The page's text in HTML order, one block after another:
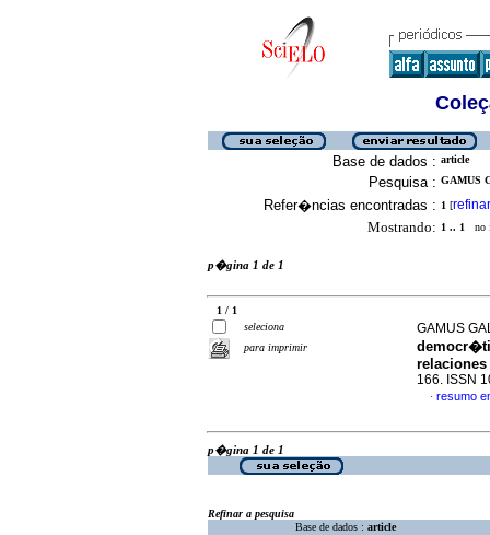
Base de dados : article
Pesquisa : GAMUS
Refer�ncias encontradas : 1 [refinar
Mostrando: 1 .. 1 no
p�gina 1 de 1
1 / 1
seleciona
para imprimir
GAMUS
166. ISSN
· resumo
p�gina 1 de 1
Refinar a pesquisa
Base de dados : article